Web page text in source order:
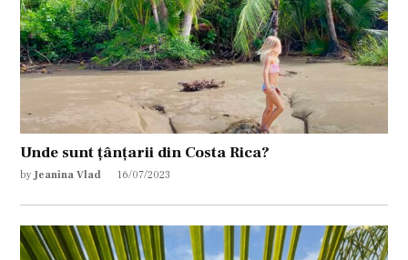
Unde sunt țânțarii din Costa Rica?
by Jeanina Vlad 16/07/2023